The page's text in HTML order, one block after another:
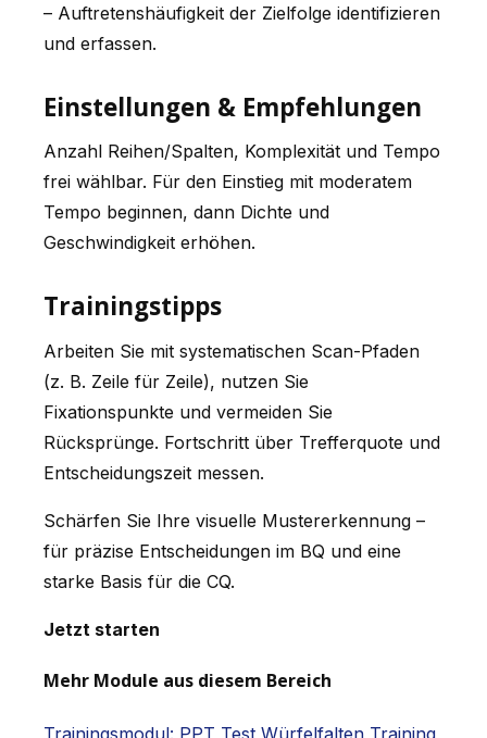
– Auftretenshäufigkeit der Zielfolge identifizieren
und erfassen.
Einstellungen & Empfehlungen
Anzahl Reihen/Spalten, Komplexität und Tempo
frei wählbar. Für den Einstieg mit moderatem
Tempo beginnen, dann Dichte und
Geschwindigkeit erhöhen.
Trainingstipps
Arbeiten Sie mit systematischen Scan-Pfaden
(z. B. Zeile für Zeile), nutzen Sie
Fixationspunkte und vermeiden Sie
Rücksprünge. Fortschritt über Trefferquote und
Entscheidungszeit messen.
Schärfen Sie Ihre visuelle Mustererkennung –
für präzise Entscheidungen im BQ und eine
starke Basis für die CQ.
Jetzt starten
Mehr Module aus diesem Bereich